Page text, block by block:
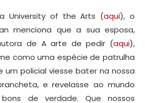
University of the Arts (aqui), o
menciona que a sua esposa,
de A arte de pedir (aqui),
como uma espécie de patrulha
um policial viesse bater na nossa
e revelasse ao mundo
de verdade. Que nossos